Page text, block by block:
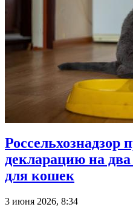
Россельхознадзор
декларацию на
для кошек
3 июня 2026, 8:34